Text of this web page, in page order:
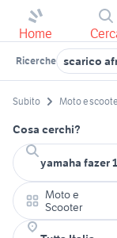
Home
Ricerche scarico
Subito Moto e
Cosa cerchi?
Moto e
Scooter